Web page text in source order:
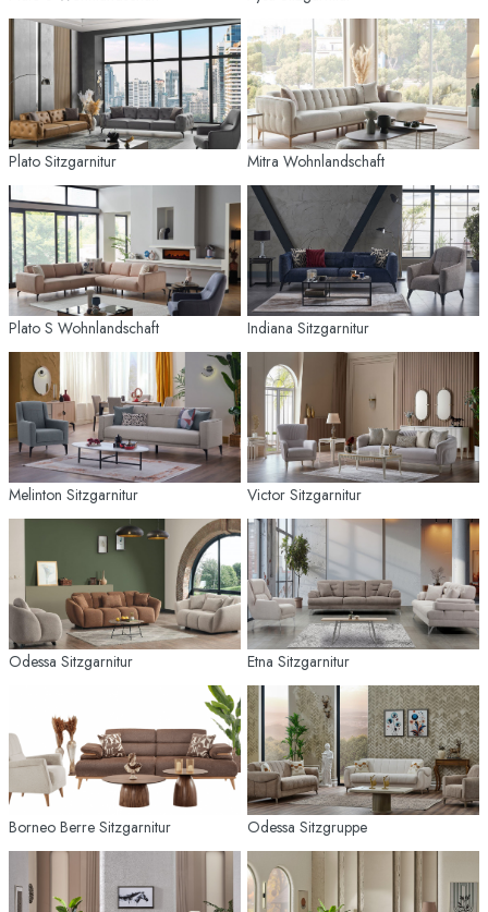
Plato Sitzgarnitur Mitra Wohnlandschaft
Plato S Wohnlandschaft Indiana Sitzgarnitur
Melinton Sitzgarnitur Victor Sitzgarnitur
Odessa Sitzgarnitur Etna Sitzgarnitur
Borneo Berre Sitzgarnitur Odessa Sitzgruppe